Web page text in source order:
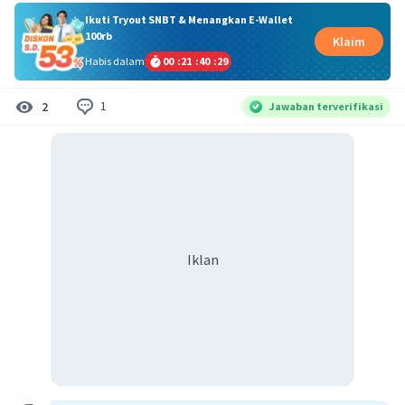
Ikuti Tryout SNBT & Menangkan E-Wallet
100rb
Habis dalam
00 :21 :40 :28
Klaim
2 1 Jawaban terverifikasi
Iklan